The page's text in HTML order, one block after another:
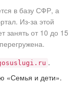
в базу СФР, а
Из-за этой
занять от 10 до 15
.
«Семья и дети».